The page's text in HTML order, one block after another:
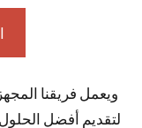
ويعمل فريقنا
لتقديم أفضل